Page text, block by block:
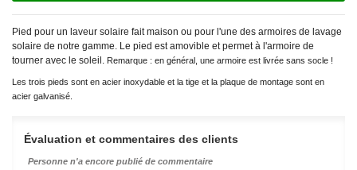
Pied pour un laveur solaire fait maison ou pour l'une des armoires de lavage
solaire de notre gamme. Le pied est amovible et permet à l'armoire de
tourner avec le soleil. Remarque : en général, une armoire est livrée sans socle !
Les trois pieds sont en acier inoxydable et la tige et la plaque de montage sont en
acier galvanisé.
Évaluation et commentaires des clients
Personne n'a encore publié de commentaire